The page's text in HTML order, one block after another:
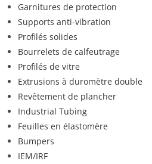
Garnitures de protection
Supports anti-vibration
Profilés solides
Bourrelets de calfeutrage
Profilés de vitre
Extrusions à duromètre double
Revêtement de plancher
Industrial Tubing
Feuilles en élastomère
Bumpers
IEM/IRF